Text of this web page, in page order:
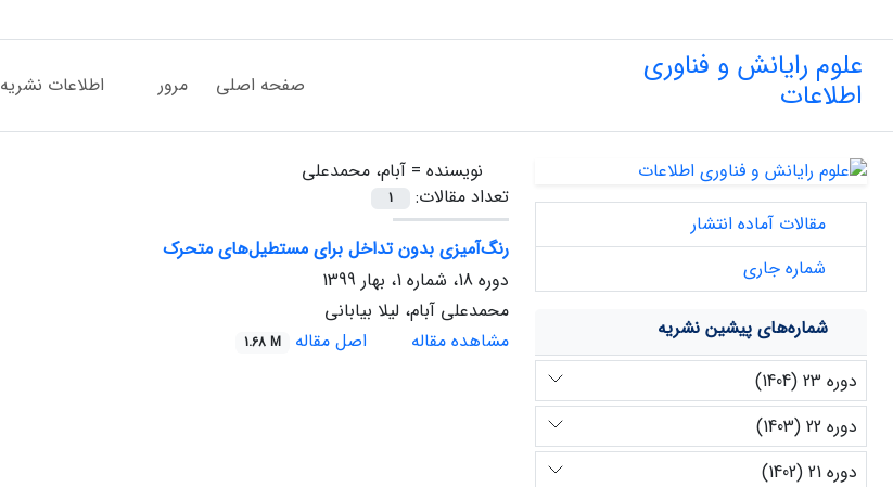
علوم رایانش و فناوری
اطلاعات صفحه اصلی مرور اطلاعات نشریه
نویسنده = آبام، محمدعلی
تعداد مقالات:
1
رنگ‌آمیزی بدون تداخل برای مستطیل‌های متحرک
دوره 18، شماره 1، بهار 1399
محمدعلی آبام، لیلا بیابانی
مشاهده مقاله
اصل مقاله 1.68 M
مقالات آماده انتشار
شماره جاری
شماره‌های پیشین نشریه
دوره 23 (1404)
دوره 22 (1403)
دوره 21 (1402)